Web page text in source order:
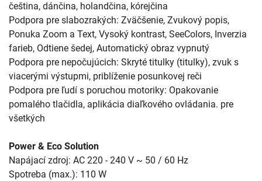
čeština, dánčina, holandčina, kórejčina
Podpora pre slabozrakých: Zväčšenie, Zvukový popis,
Ponuka Zoom a Text, Vysoký kontrast, SeeColors, Inverzia
farieb, Odtiene šedej, Automatický obraz vypnutý
Podpora pre nepočujúcich: Skryté titulky (titulky), zvuk s
viacerými výstupmi, priblíženie posunkovej reči
Podpora pre ľudí s poruchou motoriky: Opakovanie
pomalého tlačidla, aplikácia diaľkového ovládania. pre
všetkých
Power & Eco Solution
Napájací zdroj: AC 220 - 240 V ~ 50 / 60 Hz
Spotreba (max.): 110 W